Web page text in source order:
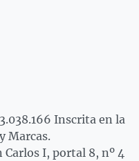
Inscrita en la
Marcas.
I, portal 8, nº 4